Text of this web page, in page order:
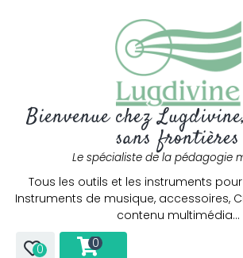
Bienvenue chez
sans frontières
Le spécialiste de la pédagogie
Tous les outils et les instruments
Instruments de musique, accessoires,
contenu multimédia…
0 0